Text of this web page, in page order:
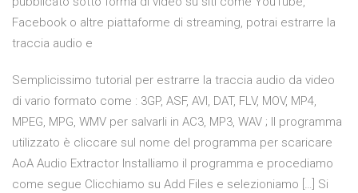
Facebook o altre piattaforme di streaming, potrai estrarre la
traccia audio e
Semplicissimo tutorial per estrarre la traccia audio da video
di vario formato come : 3GP, ASF, AVI, DAT, FLV, MOV, MP4,
MPEG, MPG, WMV per salvarli in AC3, MP3, WAV ; Il programma
utilizzato è cliccare sul nome del programma per scaricare
AoA Audio Extractor Installiamo il programma e procediamo
come segue Clicchiamo su Add Files e selezioniamo […] Si